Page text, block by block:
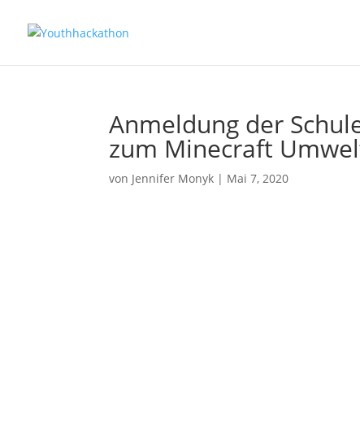
Anmeldung der
zum Minecraft
von Jennifer Monyk | Mai 7, 2020